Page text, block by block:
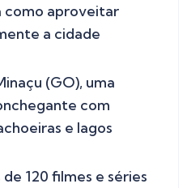
como aproveitar
a cidade
(GO), uma
com
e lagos
de 120 filmes e séries